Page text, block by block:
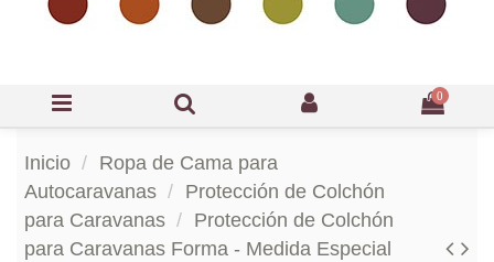
0
Inicio
Ropa de Cama para
Autocaravanas
Protección de Colchón
para Caravanas
Protección de Colchón
para Caravanas Forma - Medida Especial